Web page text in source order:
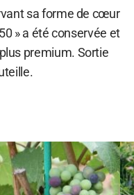
sa forme de cœur
» a été conservée et
premium. Sortie